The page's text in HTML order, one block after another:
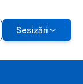
Sesizări